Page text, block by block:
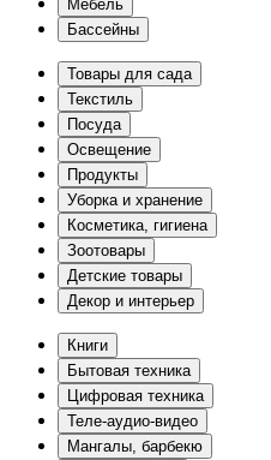
Мебель
Бассейны
Товары для сада
Текстиль
Посуда
Освещение
Продукты
Уборка и хранение
Косметика, гигиена
Зоотовары
Детские товары
Декор и интерьер
Книги
Бытовая техника
Цифровая техника
Теле-аудио-видео
Мангалы, барбекю